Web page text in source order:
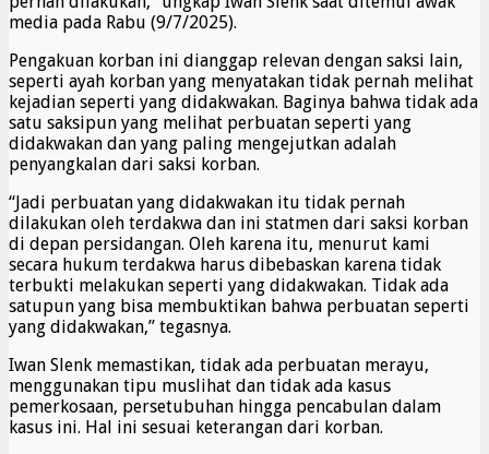
media pada Rabu (9/7/2025).
Pengakuan korban ini dianggap relevan dengan saksi lain,
seperti ayah korban yang menyatakan tidak pernah melihat
kejadian seperti yang didakwakan. Baginya bahwa tidak ada
satu saksipun yang melihat perbuatan seperti yang
didakwakan dan yang paling mengejutkan adalah
penyangkalan dari saksi korban.
“Jadi perbuatan yang didakwakan itu tidak pernah
dilakukan oleh terdakwa dan ini statmen dari saksi korban
di depan persidangan. Oleh karena itu, menurut kami
secara hukum terdakwa harus dibebaskan karena tidak
terbukti melakukan seperti yang didakwakan. Tidak ada
satupun yang bisa membuktikan bahwa perbuatan seperti
yang didakwakan,” tegasnya.
Iwan Slenk memastikan, tidak ada perbuatan merayu,
menggunakan tipu muslihat dan tidak ada kasus
pemerkosaan, persetubuhan hingga pencabulan dalam
kasus ini. Hal ini sesuai keterangan dari korban.